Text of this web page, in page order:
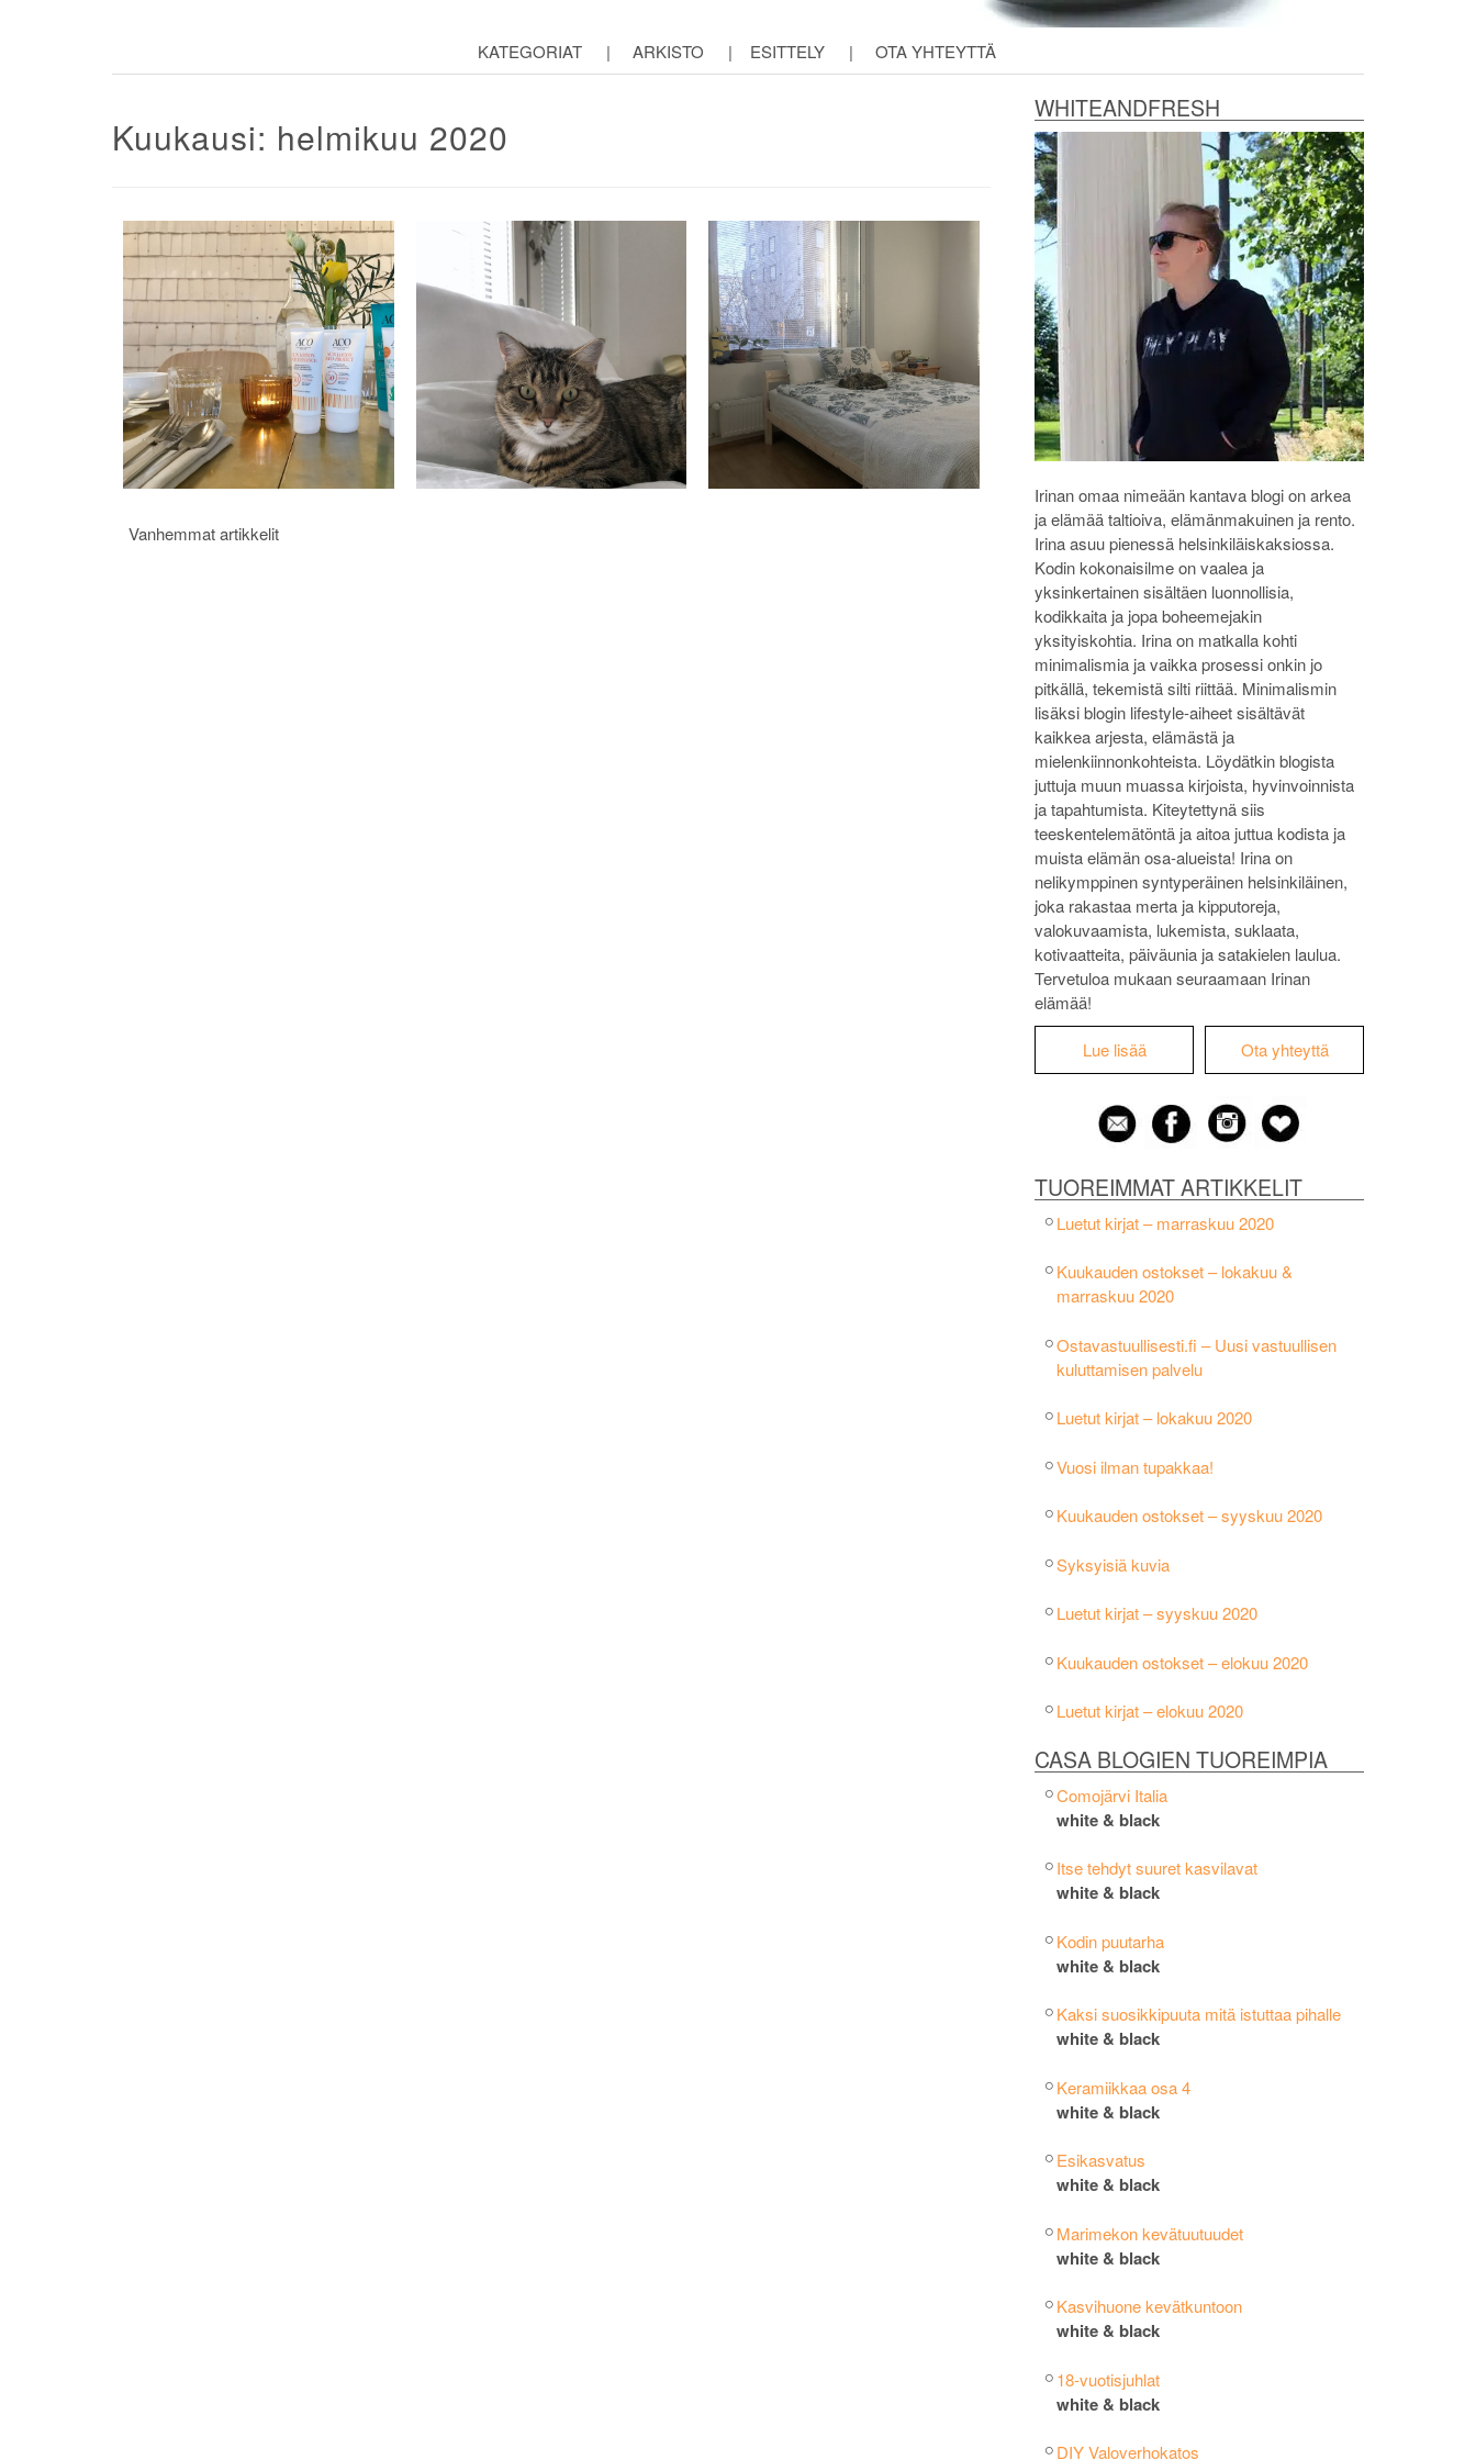
KATEGORIAT | ARKISTO | ESITTELY | OTA YHTEYTTÄ
WHITEANDFRESH
Irinan omaa nimeään kantava blogi on arkea
ja elämää taltioiva, elämänmakuinen ja rento.
Irina asuu pienessä helsinkiläiskaksiossa.
Kodin kokonaisilme on vaalea ja
yksinkertainen sisältäen luonnollisia,
kodikkaita ja jopa boheemejakin
yksityiskohtia. Irina on matkalla kohti
minimalismia ja vaikka prosessi onkin jo
pitkällä, tekemistä silti riittää. Minimalismin
lisäksi blogin lifestyle-aiheet sisältävät
kaikkea arjesta, elämästä ja
mielenkiinnonkohteista. Löydätkin blogista
juttuja muun muassa kirjoista, hyvinvoinnista
ja tapahtumista. Kiteytettynä siis
teeskentelemätöntä ja aitoa juttua kodista ja
muista elämän osa-alueista! Irina on
nelikymppinen syntyperäinen helsinkiläinen,
joka rakastaa merta ja kipputoreja,
valokuvaamista, lukemista, suklaata,
kotivaatteita, päiväunia ja satakielen laulua.
Tervetuloa mukaan seuraamaan Irinan
elämää!
Lue lisää Ota yhteyttä
TUOREIMMAT ARTIKKELIT
Luetut kirjat – marraskuu 2020
Kuukauden ostokset – lokakuu &
marraskuu 2020
Ostavastuullisesti.fi – Uusi vastuullisen
kuluttamisen palvelu
Luetut kirjat – lokakuu 2020
Vuosi ilman tupakkaa!
Kuukauden ostokset – syyskuu 2020
Syksyisiä kuvia
Luetut kirjat – syyskuu 2020
Kuukauden ostokset – elokuu 2020
Luetut kirjat – elokuu 2020
CASA BLOGIEN TUOREIMPIA
Comojärvi Italia
white & black
Itse tehdyt suuret kasvilavat
white & black
Kodin puutarha
white & black
Kaksi suosikkipuuta mitä istuttaa pihalle
white & black
Keramiikkaa osa 4
white & black
Esikasvatus
white & black
Marimekon kevätuutuudet
white & black
Kasvihuone kevätkuntoon
white & black
18-vuotisjuhlat
white & black
DIY Valoverhokatos
Kuukausi: helmikuu 2020
Artikkelien
Vanhemmat artikkelit